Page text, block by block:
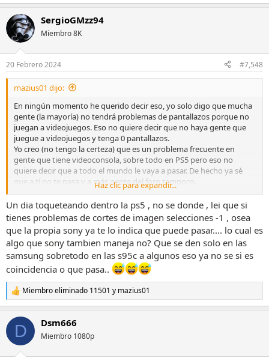
SergioGMzz94
Miembro 8K
20 Febrero 2024 #7,548
mazius01 dijo:
En ningún momento he querido decir eso, yo solo digo que mucha
gente (la mayoría) no tendrá problemas de pantallazos porque no
juegan a videojuegos. Eso no quiere decir que no haya gente que
juegue a videojuegos y tenga 0 pantallazos.
Yo creo (no tengo la certeza) que es un problema frecuente en
gente que tiene videoconsola, sobre todo en PS5 pero eso no
quiere decir que a todo el mundo le vaya a pasar. De hecho ya sé
que a tí no te pasa y a más gente del foro tampoco.
Por otra parte, Samsung debe estar al corriente para que
recomienden poner los ajustes del 4K en el menú de PS5 a -1...
Haz clic para expandir...
Un dia toqueteando dentro la ps5 , no se donde , lei que si
tienes problemas de cortes de imagen selecciones -1 , osea
que la propia sony ya te lo indica que puede pasar.... lo cual es
algo que sony tambien maneja no? Que se den solo en las
samsung sobretodo en las s95c a algunos eso ya no se si es
coincidencia o que pasa..
R
e
c
i
Miembro eliminado 11501 y mazius01
D Dsm666
Miembro 1080p